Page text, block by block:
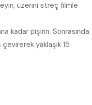
üzerini streç filmle
kadar pişirin. Sonrasında
yaklaşık 15